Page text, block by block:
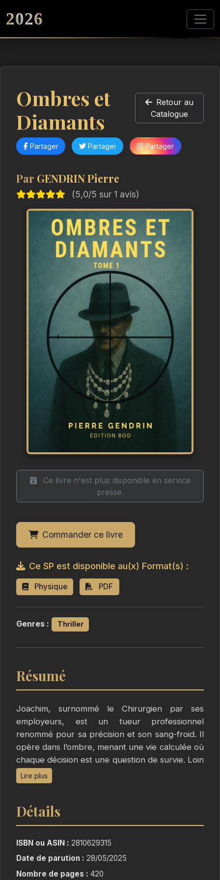
2026
Ombres et
Diamants
Retour au
Catalogue
Partager Partager Partager
Par GENDRIN Pierre
(5,0/5 sur 1 avis)
Ce livre n'est plus disponible en service
presse.
Commander ce livre
Ce SP est disponible au(x) Format(s) :
Physique PDF
Genres : Thriller
Résumé
Joachim, surnommé le Chirurgien par ses
employeurs, est un tueur professionnel
renommé pour sa précision et son sang-froid. Il
opère dans l’ombre, menant une vie calculée où
chaque décision est une question de survie. Loin
de ce monde de violence millimétrée, Sophia est
une voleuse internationale, experte et
inestimables. Chacune de ses escapades est un
chef-d'œuvre de ruse et d’audace.
imprévue entre leurs univers les contraint à
s’allier temporairement pour échapper à une
embuscade. Mais dans leur monde, l’amour est
Lire plus
Détails
ISBN ou ASIN : 2810629315
Date de parution : 28/05/2025
Nombre de pages : 420